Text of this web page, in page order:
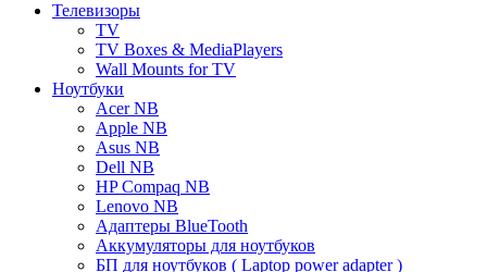
Телевизоры
TV
TV Boxes & MediaPlayers
Wall Mounts for TV
Ноутбуки
Acer NB
Apple NB
Asus NB
Dell NB
HP Compaq NB
Lenovo NB
Адаптеры BlueTooth
Аккумуляторы для ноутбуков
БП для ноутбуков ( Laptop power adapter )